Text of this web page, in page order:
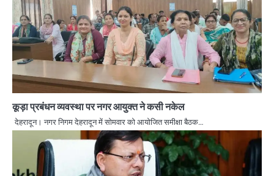
कूड़ा प्रबंधन व्यवस्था पर नगर आयुक्त ने कसी नकेल
देहरादून। नगर निगम देहरादून में सोमवार को आयोजित समीक्षा बैठक…